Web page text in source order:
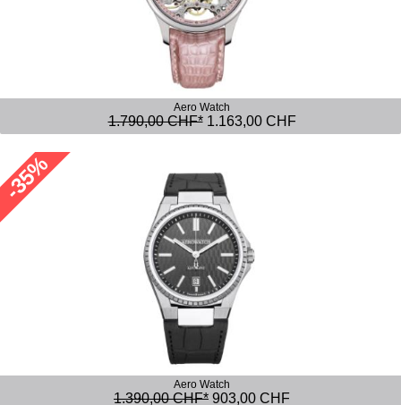
Aero Watch
1.790,00 CHF*1.163,00 CHF
-35%
Aero Watch
1.390,00 CHF* 903,00 CHF